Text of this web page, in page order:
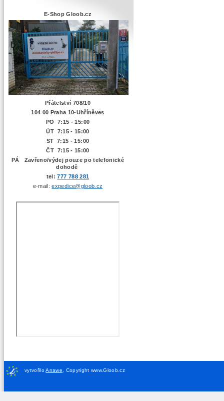
E-Shop Gloob.cz
Přátelství 708/10
104 00 Praha 10-Uhříněves
PO 7:15 - 15:00
ÚT 7:15 - 15:00
ST 7:15 - 15:00
ČT 7:15 - 15:00
PÁ Zavřeno/výdej pouze po telefonické
dohodě
tel:777 788 281
e-mail:expedice@gloob.cz
vytvořiloAnawe Copyright www.Gloob.cz